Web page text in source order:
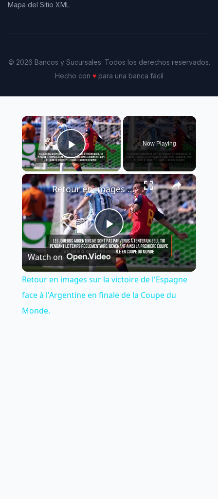
Mapa del Sitio XML
© 2026 Bancos y Sucursales. Todos los derechos reservados.
Hecho con ♥para una banca fácil
×
Play Video
Now Playing
×
Play
Video
Retour en images sur la victoire de l'Espagne face à l'Argentine en finale de la Coupe du Monde.
Watch on
Retour en images sur la victoire de l'Espagne
face à l'Argentine en finale de la Coupe du
Monde.